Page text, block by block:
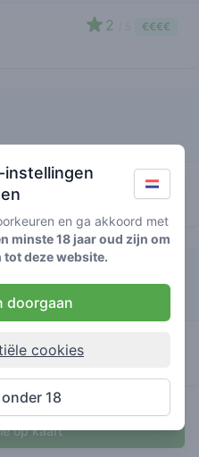
2 €€€€
€€€€
op kaart
en ga akkoord met
minste 18 jaar oud zijn om
deze website.
doorgaan
cookies
18